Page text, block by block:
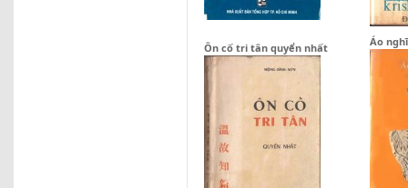
Ôn cố tri tân quyển nhất Áo